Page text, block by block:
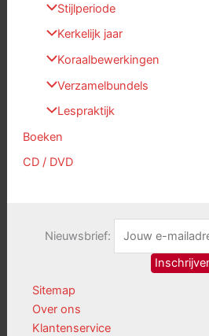
Stijlperiode
Kerkelijk jaar
Koraalbewerkingen
Verzamelbundels
Lespraktijk
Boeken
CD / DVD
Nieuwsbrief:
Sitemap
Over ons
Klantenservice